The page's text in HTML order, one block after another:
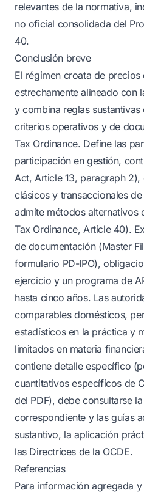
relevantes de la normativa,
no oficial consolidada del
40.
Conclusión breve
El régimen croata de precios
estrechamente alineado con
y combina reglas
criterios operativos y de
Tax Ordinance. Define las
participación en gestión,
Act, Article 13, paragraph
clásicos y transaccionales
admite métodos alternativos
Tax Ordinance, Article 40).
de documentación (Master
formulario PD-IPO),
ejercicio y un programa de
hasta cinco años. Las
comparables domésticos,
estadísticos en la práctica y
limitados en materia
contiene detalle específico
cuantitativos específicos de
del PDF), debe consultarse
correspondiente y las guías
sustantivo, la aplicación
las Directrices de la OCDE.
Referencias
Para información agregada